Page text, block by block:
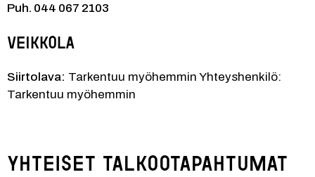
Puh. 044 067 2103
Veikkola
Siirtolava: Tarkentuu myöhemmin Yhteyshenkilö:
Tarkentuu myöhemmin
Yhteiset talkootapahtumat